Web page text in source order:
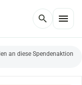
search menu
an diese Spendenaktion